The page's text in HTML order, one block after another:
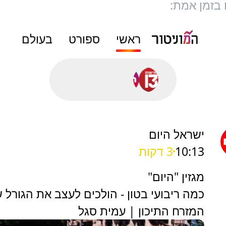
בזמן אמת:
ראשי ספורט בעולם
ישראל היום
10:13 3 דקות
מגזין "היום"
כמה ריבועי בטון - הולכים לעצב את
המזרח התיכון | עמית סגל